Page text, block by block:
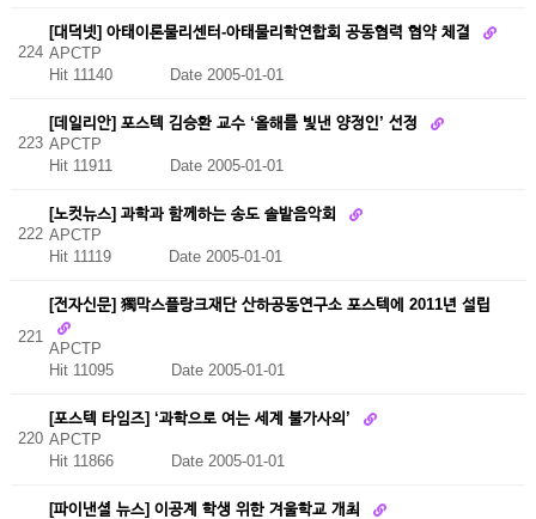
224
[대덕넷] 아태이론물리센터-아태물리학연합회 공동협력 협약 체결
APCTP
Hit 11140
Date 2005-01-01
223
[데일리안] 포스텍 김승환 교수 ‘올해를 빛낸 양정인’ 선정
APCTP
Hit 11911
Date 2005-01-01
222
[노컷뉴스] 과학과 함께하는 송도 솔밭음악회
APCTP
Hit 11119
Date 2005-01-01
221
[전자신문] 獨막스플랑크재단 산하공동연구소 포스텍에 2011년 설립
APCTP
Hit 11095 Date 2005-01-01
220
[포스텍 타임즈] ‘과학으로 여는 세계 불가사의’
APCTP
Hit 11866
Date 2005-01-01
[파이낸셜 뉴스] 이공계 학생 위한 겨울학교 개최